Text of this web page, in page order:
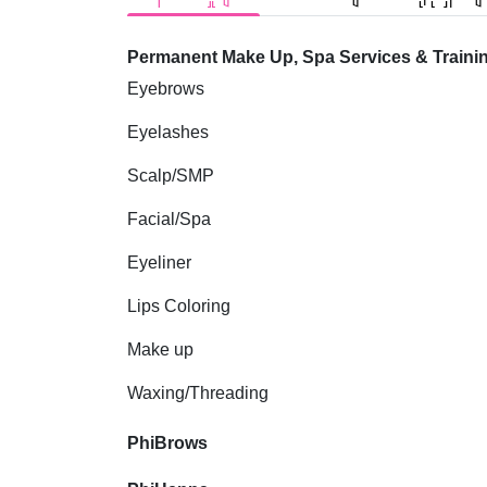
Permanent Make Up, Spa Services &
Eyebrows
Eyelashes
Scalp/SMP
Facial/Spa
Eyeliner
Lips Coloring
Make up
Waxing/Threading
PhiBrows